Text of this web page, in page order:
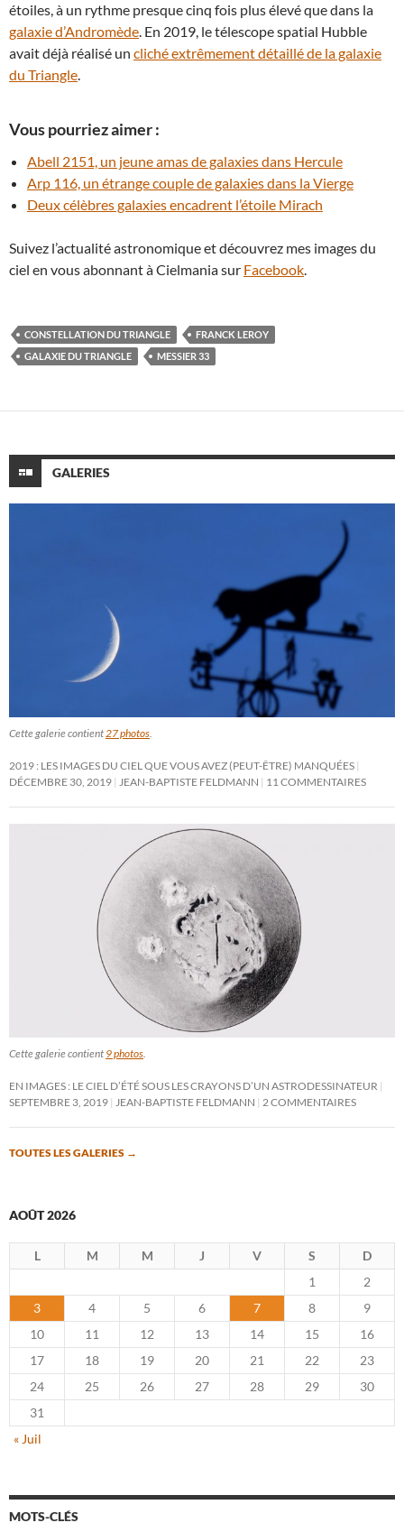
étoiles, à un rythme presque cinq fois plus élevé que dans la
galaxie d’Andromède. En 2019, le télescope spatial Hubble
avait déjà réalisé un cliché extrêmement détaillé de la galaxie
du Triangle.
Vous pourriez aimer :
Abell 2151, un jeune amas de galaxies dans Hercule
Arp 116, un étrange couple de galaxies dans la Vierge
Deux célèbres galaxies encadrent l’étoile Mirach
Suivez l’actualité astronomique et découvrez mes images du
ciel en vous abonnant à Cielmania sur Facebook.
CONSTELLATION DU TRIANGLE
FRANCK LEROY
GALAXIE DU TRIANGLE
MESSIER 33
GALERIES
Cette galerie contient27 photos.
2019 : LES IMAGES DU CIEL QUE VOUS AVEZ (PEUT-ÊTRE) MANQUÉES
DÉCEMBRE 30, 2019 JEAN-BAPTISTE FELDMANN 11 COMMENTAIRES
Cette galerie contient 9 photos.
EN IMAGES : LE CIEL D’ÉTÉ SOUS LES CRAYONS D’UN ASTRODESSINATEUR
SEPTEMBRE 3, 2019 JEAN-BAPTISTE FELDMANN 2 COMMENTAIRES
TOUTES LES GALERIES →
AOÛT 2026
L M M J V S
D
1
2
3
4 5 6 7 8
9
10
11 12 13 14 15
16
17
18 19 20 21 22
23
24
25 26 27 28 29
30
31
« Juil
MOTS-CLÉS